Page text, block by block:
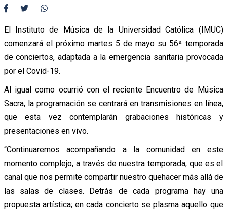
El Instituto de Música de la Universidad Católica (IMUC)
comenzará el próximo martes 5 de mayo su 56ª temporada
de conciertos, adaptada a la emergencia sanitaria provocada
por el Covid-19.
Al igual como ocurrió con el reciente Encuentro de Música
Sacra, la programación se centrará en transmisiones en línea,
que esta vez contemplarán grabaciones históricas y
presentaciones en vivo.
“Continuaremos acompañando a la comunidad en este
momento complejo, a través de nuestra temporada, que es el
canal que nos permite compartir nuestro quehacer más allá de
las salas de clases. Detrás de cada programa hay una
propuesta artística; en cada concierto se plasma aquello que